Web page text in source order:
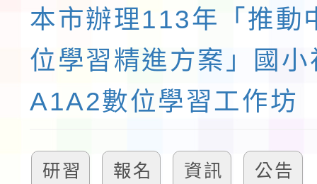
本市辦理113年「推動
位學習精進方案」國
A1A2數位學習工作坊
研習 報名 資訊 公告